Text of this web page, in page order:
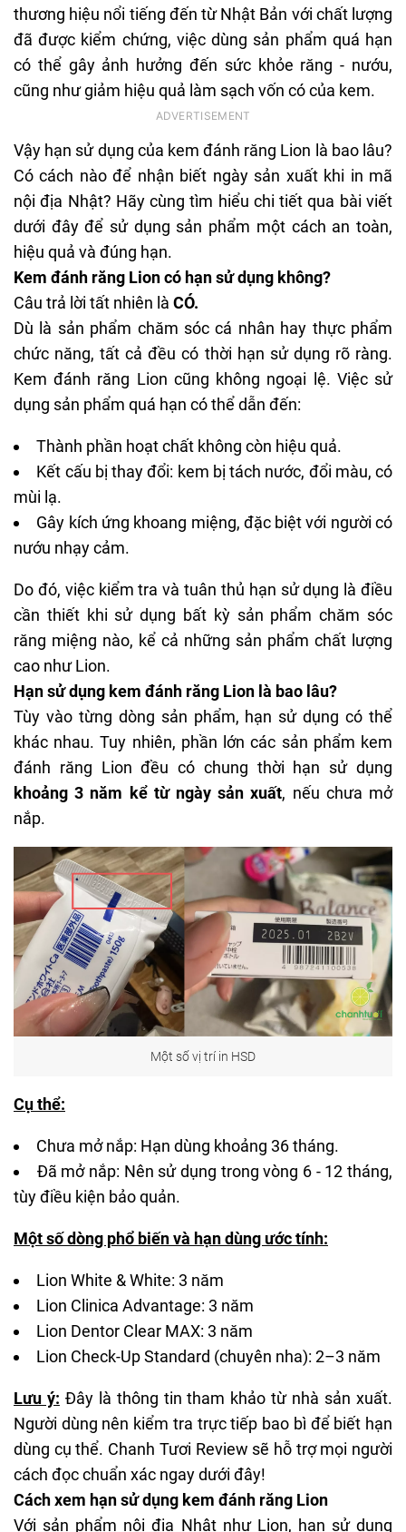
thương hiệu nổi tiếng đến từ Nhật Bản với chất lượng
đã được kiểm chứng, việc dùng sản phẩm quá hạn
có thể gây ảnh hưởng đến sức khỏe răng - nướu,
cũng như giảm hiệu quả làm sạch vốn có của kem.
Vậy hạn sử dụng của kem đánh răng Lion là bao lâu?
Có cách nào để nhận biết ngày sản xuất khi in mã
nội địa Nhật? Hãy cùng tìm hiểu chi tiết qua bài viết
dưới đây để sử dụng sản phẩm một cách an toàn,
hiệu quả và đúng hạn.
Kem đánh răng Lion có hạn sử dụng không?
Câu trả lời tất nhiên là CÓ.
Dù là sản phẩm chăm sóc cá nhân hay thực phẩm
chức năng, tất cả đều có thời hạn sử dụng rõ ràng.
Kem đánh răng Lion cũng không ngoại lệ. Việc sử
dụng sản phẩm quá hạn có thể dẫn đến:
Thành phần hoạt chất không còn hiệu quả.
Kết cấu bị thay đổi: kem bị tách nước, đổi màu, có
mùi lạ.
Gây kích ứng khoang miệng, đặc biệt với người có
nướu nhạy cảm.
Do đó, việc kiểm tra và tuân thủ hạn sử dụng là điều
cần thiết khi sử dụng bất kỳ sản phẩm chăm sóc
răng miệng nào, kể cả những sản phẩm chất lượng
cao như Lion.
Hạn sử dụng kem đánh răng Lion là bao lâu?
Tùy vào từng dòng sản phẩm, hạn sử dụng có thể
khác nhau. Tuy nhiên, phần lớn các sản phẩm kem
đánh răng Lion đều có chung thời hạn sử dụng
khoảng 3 năm kể từ ngày sản xuất, nếu chưa mở
nắp.
Một số vị trí in HSD
Cụ thể:
Chưa mở nắp: Hạn dùng khoảng 36 tháng.
Đã mở nắp: Nên sử dụng trong vòng 6 - 12 tháng,
tùy điều kiện bảo quản.
Một số dòng phổ biến và hạn dùng ước tính:
Lion White & White: 3 năm
Lion Clinica Advantage: 3 năm
Lion Dentor Clear MAX: 3 năm
Lion Check-Up Standard (chuyên nha): 2–3 năm
Lưu ý: Đây là thông tin tham khảo từ nhà sản xuất.
Người dùng nên kiểm tra trực tiếp bao bì để biết hạn
dùng cụ thể. Chanh Tươi Review sẽ hỗ trợ mọi người
cách đọc chuẩn xác ngay dưới đây!
Cách xem hạn sử dụng kem đánh răng Lion
Với sản phẩm nội địa Nhật như Lion, hạn sử dụng